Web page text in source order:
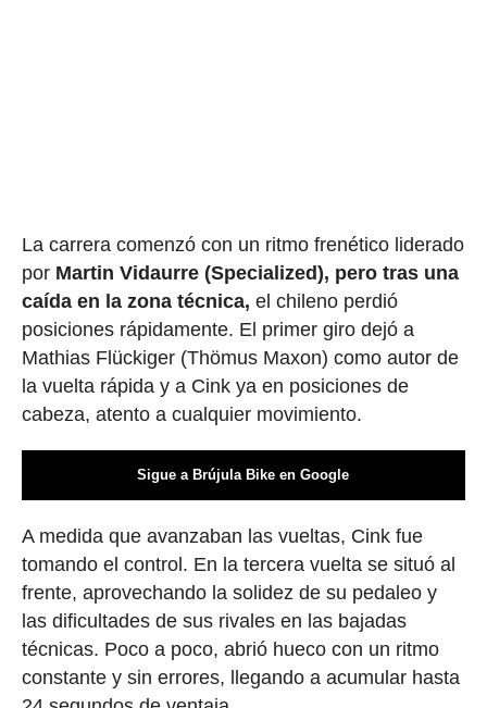
La carrera comenzó con un ritmo frenético liderado
por Martin Vidaurre (Specialized), pero tras una
caída en la zona técnica, el chileno perdió
posiciones rápidamente. El primer giro dejó a
Mathias Flückiger (Thömus Maxon) como autor de
la vuelta rápida y a Cink ya en posiciones de
cabeza, atento a cualquier movimiento.
Sigue a Brújula Bike en Google
A medida que avanzaban las vueltas, Cink fue
tomando el control. En la tercera vuelta se situó al
frente, aprovechando la solidez de su pedaleo y
las dificultades de sus rivales en las bajadas
técnicas. Poco a poco, abrió hueco con un ritmo
constante y sin errores, llegando a acumular hasta